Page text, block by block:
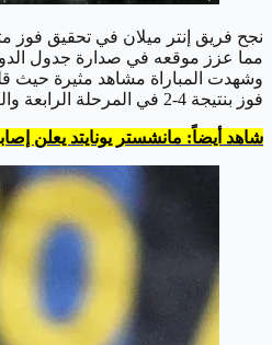
نجح فريق إنتر ميلان في تحقيق فوز
مما عزز موقعه في صدارة جدول
وشهدت المباراة مشاهد مثيرة حيث
فوز بنتيجة 4-2 في المرحلة الرابعة والعشرين من البطولة.
شاهد أيضاً: مانشستر يونايتد يعلن